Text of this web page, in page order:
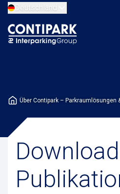
Deutschland
Über Contipark – Parkraumlösungen